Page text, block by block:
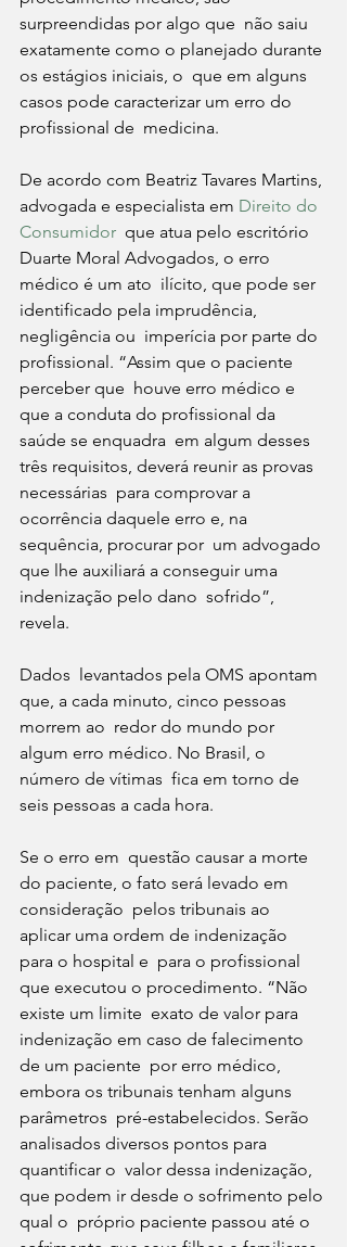
surpreendidas por algo que  não saiu
exatamente como o planejado durante
os estágios iniciais, o  que em alguns
casos pode caracterizar um erro do
profissional de  medicina.
De acordo com Beatriz Tavares Martins,
advogada e especialista em Direito do
Consumidor
  que atua pelo escritório
Duarte Moral Advogados, o erro
médico é um ato  ilícito, que pode ser
identificado pela imprudência,
negligência ou  imperícia por parte do
profissional. “Assim que o paciente
perceber que  houve erro médico e
que a conduta do profissional da
saúde se enquadra  em algum desses
três requisitos, deverá reunir as provas
necessárias  para comprovar a
ocorrência daquele erro e, na
sequência, procurar por  um advogado
que lhe auxiliará a conseguir uma
indenização pelo dano  sofrido”,
revela.
Dados  levantados pela OMS apontam
que, a cada minuto, cinco pessoas
morrem ao  redor do mundo por
algum erro médico. No Brasil, o
número de vítimas  fica em torno de
seis pessoas a cada hora.
Se o erro em  questão causar a morte
do paciente, o fato será levado em
consideração  pelos tribunais ao
aplicar uma ordem de indenização
para o hospital e  para o profissional
que executou o procedimento. “Não
existe um limite  exato de valor para
indenização em caso de falecimento
de um paciente  por erro médico,
embora os tribunais tenham alguns
parâmetros  pré-estabelecidos. Serão
analisados diversos pontos para
quantificar o  valor dessa indenização,
que podem ir desde o sofrimento pelo
qual o  próprio paciente passou até o